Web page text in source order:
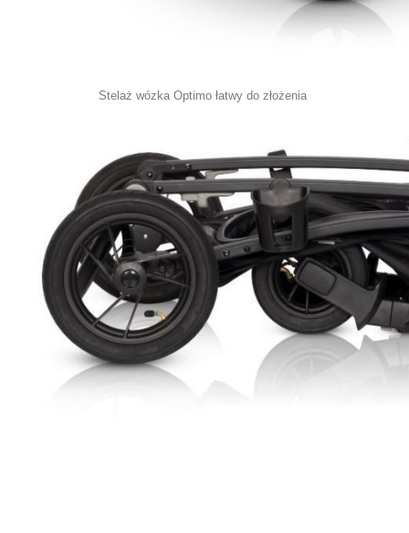
Stelaż wózka Optimo łatwy do złożenia